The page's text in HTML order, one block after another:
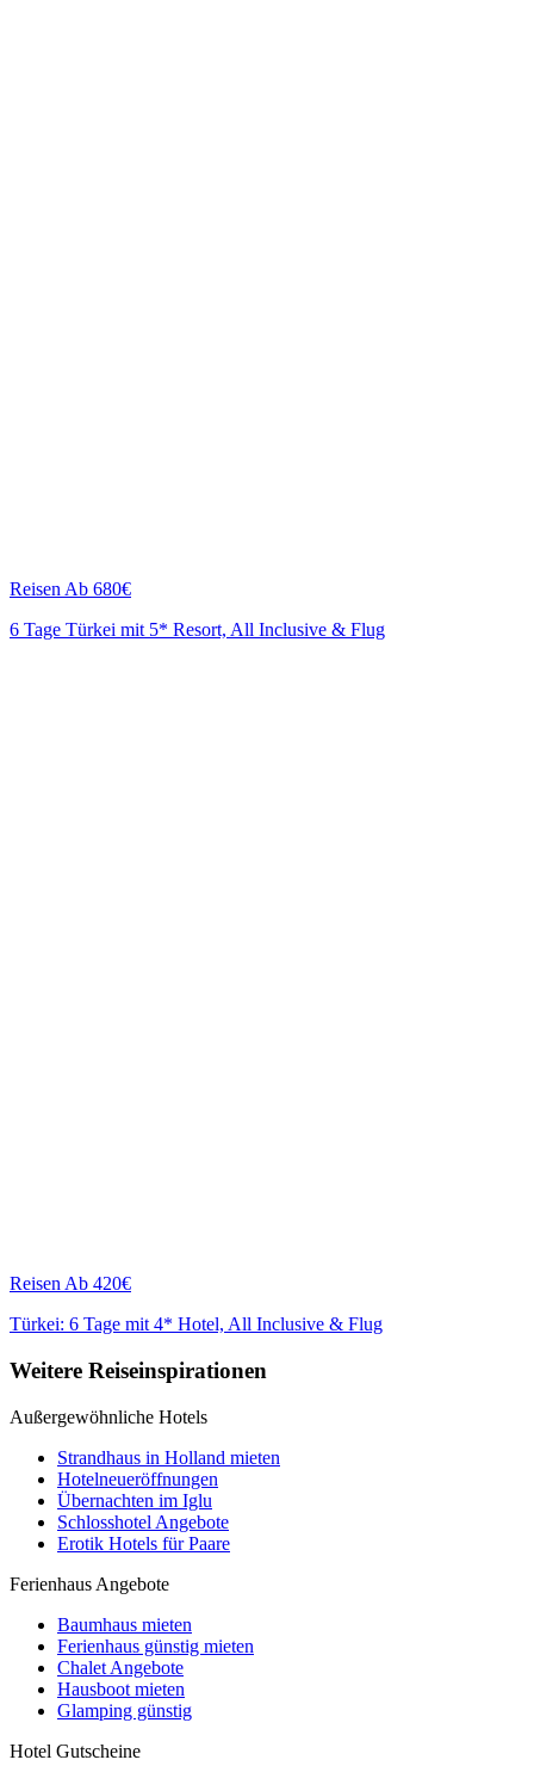
Reisen Ab 680€
6 Tage Türkei mit 5* Resort, All Inclusive & Flug
Reisen Ab 420€
Türkei: 6 Tage mit 4* Hotel, All Inclusive & Flug
Weitere Reiseinspirationen
Außergewöhnliche Hotels
Strandhaus in Holland mieten
Hotelneueröffnungen
Übernachten im Iglu
Schlosshotel Angebote
Erotik Hotels für Paare
Ferienhaus Angebote
Baumhaus mieten
Ferienhaus günstig mieten
Chalet Angebote
Hausboot mieten
Glamping günstig
Hotel Gutscheine